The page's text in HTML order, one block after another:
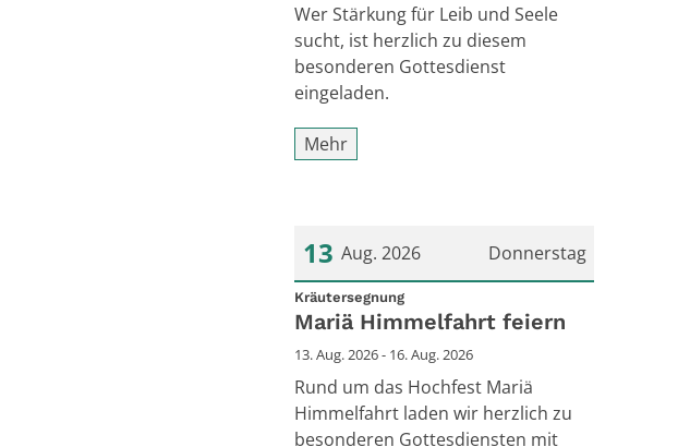
Wer Stärkung für Leib und Seele
sucht, ist herzlich zu diesem
besonderen Gottesdienst
eingeladen.
Mehr
Donnerstag
13 Aug. 2026
Datum: 13. August 2026
Kräutersegnung:
Mariä Himmelfahrt feiern
13. Aug. 2026 - 16. Aug. 2026
Rund um das Hochfest Mariä
Himmelfahrt laden wir herzlich zu
besonderen Gottesdiensten mit